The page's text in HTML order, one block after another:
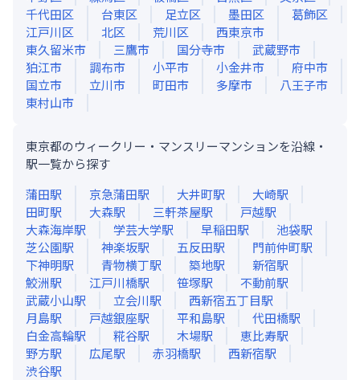
千代田区
台東区 足立区 墨田区
葛飾区
江戸川区
北区 荒川区
西東京市
東久留米市
三鷹市 国分寺市
武蔵野市
狛江市
調布市 小平市 小金井市
府中市
国立市
立川市 町田市 多摩市
八王子市
東村山市
東京都のウィークリー・マンスリーマンションを沿線・
駅一覧から探す
蒲田駅 京急蒲田駅 大井町駅 大崎駅
田町駅 大森駅 三軒茶屋駅 戸越駅
大森海岸駅 学芸大学駅 早稲田駅 池袋駅
芝公園駅 神楽坂駅 五反田駅 門前仲町駅
下神明駅 青物横丁駅 築地駅 新宿駅
鮫洲駅 江戸川橋駅 笹塚駅 不動前駅
武蔵小山駅 立会川駅 西新宿五丁目駅
月島駅 戸越銀座駅 平和島駅 代田橋駅
白金高輪駅 糀谷駅 木場駅 恵比寿駅
野方駅 広尾駅 赤羽橋駅 西新宿駅
渋谷駅